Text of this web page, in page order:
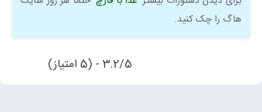
هاگ را چک کنید.
3.2/5 - (5 امتیاز)